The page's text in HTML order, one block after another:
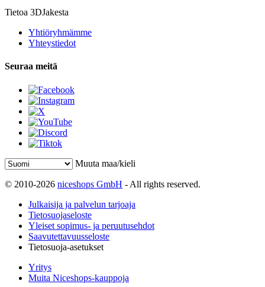
Tietoa 3DJakesta
Yhtiöryhmämme
Yhteystiedot
Seuraa meitä
Muuta maa/kieli
© 2010-2026 niceshops GmbH - All rights reserved.
Julkaisija ja palvelun tarjoaja
Tietosuojaseloste
Yleiset sopimus- ja peruutusehdot
Saavutettavuusseloste
Tietosuoja-asetukset
Yritys
Muita Niceshops-kauppoja